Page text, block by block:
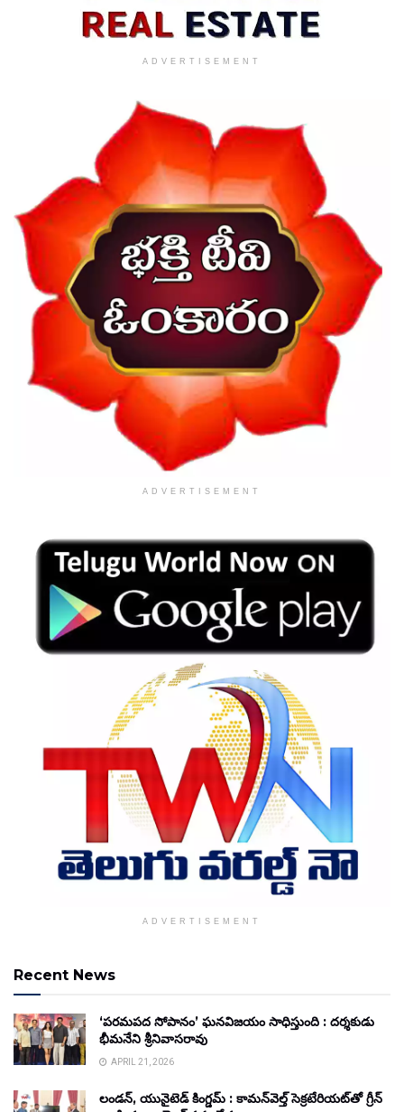
ADVERTISEMENT
ADVERTISEMENT
ADVERTISEMENT
Recent News
‘పరమపద సోపానం’ ఘనవిజయం సాధిస్తుంది : దర్శకుడు
భీమనేని శ్రీనివాసరావు
APRIL 21, 2026
లండన్, యునైటెడ్ కింగ్డమ్ : కామన్‌వెల్త్ సెక్రటేరియట్‌తో గ్రీన్